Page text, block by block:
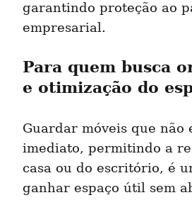
garantindo proteção ao
empresarial.
Para quem busca
e otimização do
Guardar móveis que não
imediato, permitindo a
casa ou do escritório, é
ganhar espaço útil sem